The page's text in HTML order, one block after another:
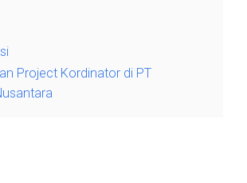
Project Kordinator di PT